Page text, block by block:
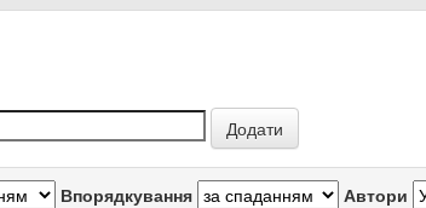
Впорядкування Автори